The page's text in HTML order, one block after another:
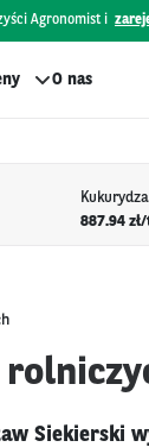
Agronomist i
O nas
Kukurydza
887.94
Siekierski